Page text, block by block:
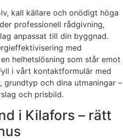
kall källare och onödigt höga
professionell rådgivning,
anpassat till din byggnad.
med
helhetslösning som står emot
i vårt kontaktformulär med
grundtyp och dina utmaningar –
och prisbild.
i Kilafors – rätt